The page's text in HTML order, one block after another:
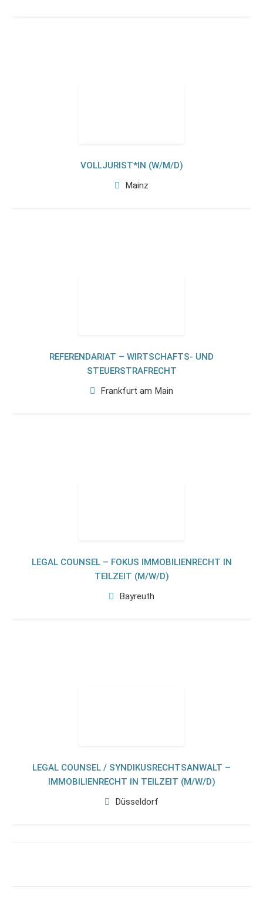
VOLLJURIST*IN (W/M/D)
Mainz
REFERENDARIAT – WIRTSCHAFTS- UND
STEUERSTRAFRECHT
Frankfurt am Main
LEGAL COUNSEL – FOKUS IMMOBILIENRECHT IN
TEILZEIT (M/W/D)
Bayreuth
LEGAL COUNSEL / SYNDIKUSRECHTSANWALT –
IMMOBILIENRECHT IN TEILZEIT (M/W/D)
Düsseldorf